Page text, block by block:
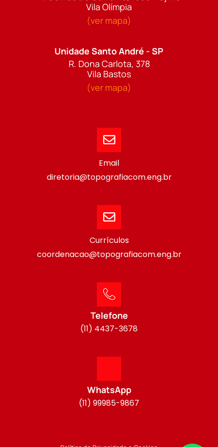
Vila Olímpia
(ver mapa)
Unidade Santo André - SP
R. Dona Carlota, 378
Vila Bastos
(ver mapa)
Email
diretoria@topografiacom.eng.br
Currículos
coordenacao@topografiacom.eng.br
Telefone
(11) 4437-3678
WhatsApp
(11) 99985-9867